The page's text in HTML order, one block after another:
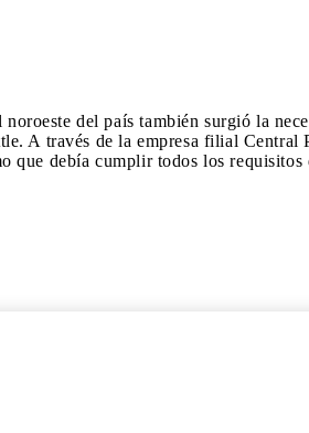
del país también surgió la
A través de la empresa filial Central
que debía cumplir todos los requisitos